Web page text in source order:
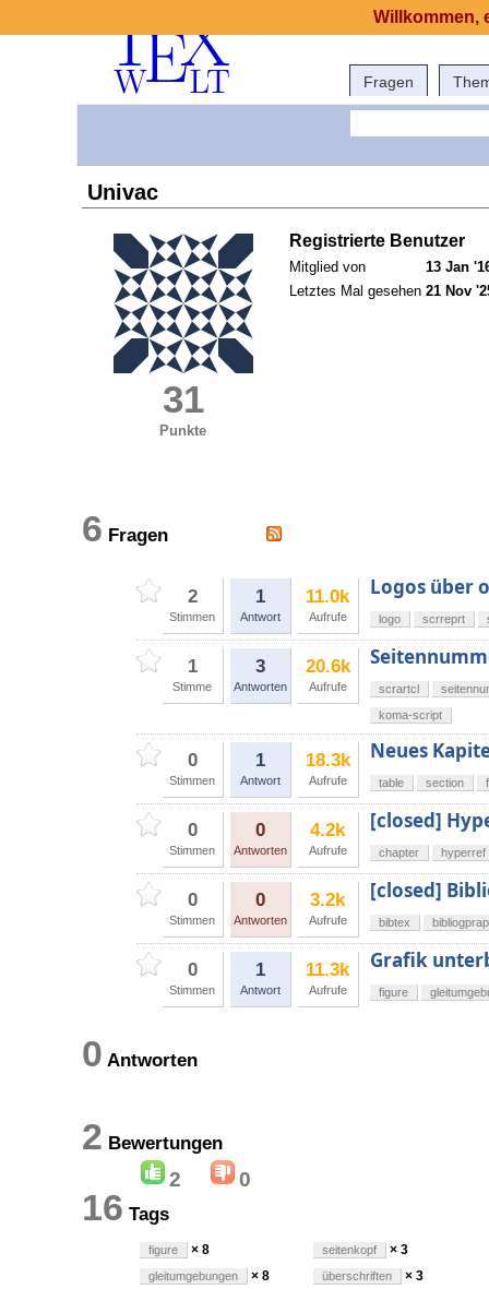
Fragen
Univac
31
Punkte
Registrierte Benutzer
Mitglied von
13 Jan
Letztes Mal gesehen 21 Nov
6 Fragen
2
Stimmen
1
Antwort
11.0k
Aufrufe
Logos über
logo scrreprt
1
Stimme
3
Antworten
20.6k
Aufrufe scrartcl
koma-script
0
Stimmen
1
Antwort
18.3k
Aufrufe
Neues
table section
0
Stimmen
0
Antworten
4.2k
Aufrufe
[closed]
chapter hyperref
0
Stimmen
0
Antworten
3.2k
Aufrufe
[closed]
bibtex
0
Stimmen
1
Antwort
11.3k
Aufrufe
Grafik
figure
0 Antworten
2 Bewertungen
2 0
16 Tags
figure × 8
gleitumgebungen × 8
seitenkopf × 3
überschriften × 3
Willkommen,